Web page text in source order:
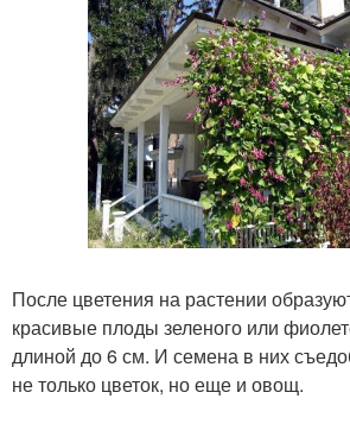
После цветения на растении
красивые плоды зеленого или
длиной до 6 см. И семена в них
не только цветок, но еще и овощ.